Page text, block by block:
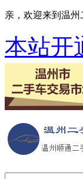
亲，欢迎来到温
本站开